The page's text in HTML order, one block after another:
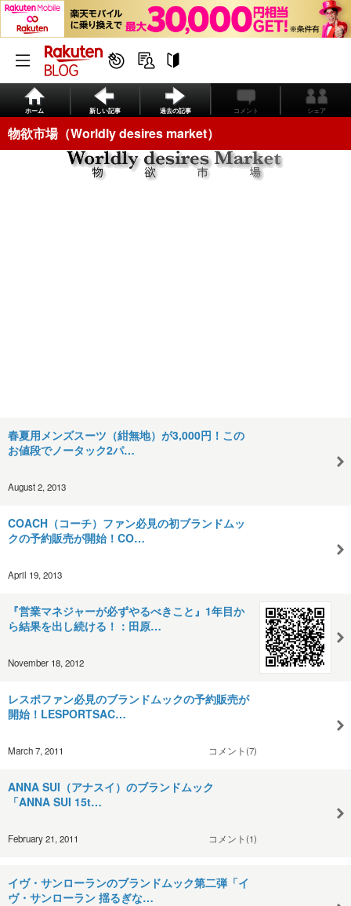
ホーム 新しい記事 過去の記事 コメント シェア
物欲市場（Worldly desires market）
春夏用メンズスーツ（紺無地）が3,000円！この
お値段でノータック2パ…
August 2, 2013
COACH（コーチ）ファン必見の初ブランドムッ
クの予約販売が開始！CO…
April 19, 2013
『営業マネジャーが必ずやるべきこと』1年目か
ら結果を出し続ける！：田原…
November 18, 2012
レスポファン必見のブランドムックの予約販売が
開始！LESPORTSAC…
March 7, 2011 コメント(7)
ANNA SUI（アナスイ）のブランドムック
「ANNA SUI 15t…
February 21, 2011 コメント(1)
イヴ・サンローランのブランドムック第二弾「イ
ヴ・サンローラン 揺るぎな…